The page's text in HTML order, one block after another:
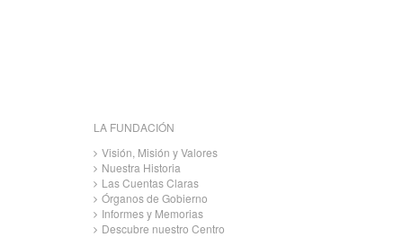
LA FUNDACIÓN
Visión, Misión y Valores
Nuestra Historia
Las Cuentas Claras
Órganos de Gobierno
Informes y Memorias
Descubre nuestro Centro